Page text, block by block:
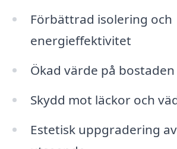
Förbättrad isolering och
energieffektivitet
Ökad värde på bostaden
Skydd mot läckor och
Estetisk uppgradering